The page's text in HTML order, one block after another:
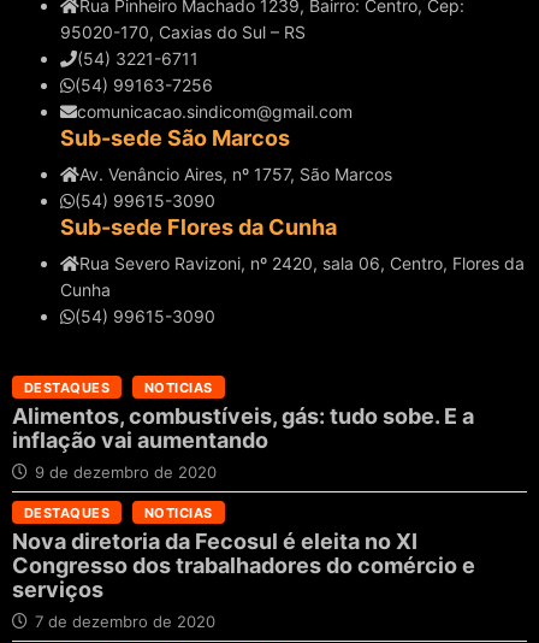
Rua Pinheiro Machado 1239, Bairro: Centro, Cep:
95020-170, Caxias do Sul – RS
(54) 3221-6711
(54) 99163-7256
comunicacao.sindicom@gmail.com
Sub-sede São Marcos
Av. Venâncio Aires, nº 1757, São Marcos
(54) 99615-3090
Sub-sede Flores da Cunha
Rua Severo Ravizoni, nº 2420, sala 06, Centro, Flores da
Cunha
(54) 99615-3090
DESTAQUES NOTICIAS
Alimentos, combustíveis, gás: tudo sobe. E a
inflação vai aumentando
9 de dezembro de 2020
DESTAQUES NOTICIAS
Nova diretoria da Fecosul é eleita no XI
Congresso dos trabalhadores do comércio e
serviços
7 de dezembro de 2020